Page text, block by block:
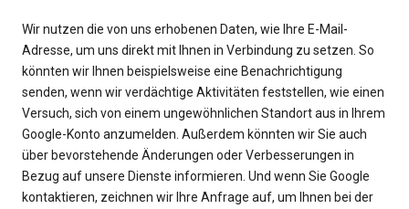
Wir nutzen die von uns erhobenen Daten, wie Ihre E-Mail-
Adresse, um uns direkt mit Ihnen in Verbindung zu setzen. So
könnten wir Ihnen beispielsweise eine Benachrichtigung
senden, wenn wir verdächtige Aktivitäten feststellen, wie einen
Versuch, sich von einem ungewöhnlichen Standort aus in Ihrem
Google-Konto anzumelden. Außerdem könnten wir Sie auch
über bevorstehende Änderungen oder Verbesserungen in
Bezug auf unsere Dienste informieren. Und wenn Sie Google
kontaktieren, zeichnen wir Ihre Anfrage auf, um Ihnen bei der